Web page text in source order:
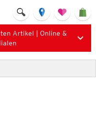
Artikel | Online &